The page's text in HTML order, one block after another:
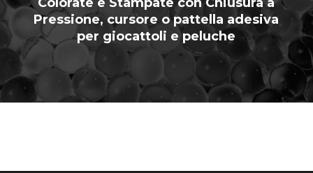
Pressione, cursore o pattella adesiva
per giocattoli e peluche